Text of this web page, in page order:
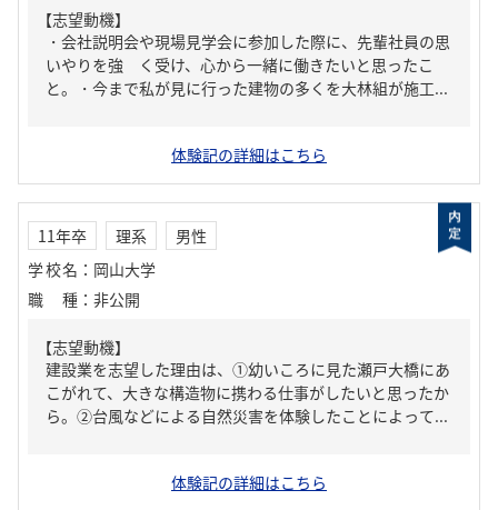
【志望動機】
・会社説明会や現場見学会に参加した際に、先輩社員の思
いやりを強 く受け、心から一緒に働きたいと思ったこ
と。・今まで私が見に行った建物の多くを大林組が施工...
体験記の詳細はこちら
11年卒 理系
男性
学校名 ： 岡山大学
職種 ： 非公開
【志望動機】
建設業を志望した理由は、①幼いころに見た瀬戸大橋にあ
こがれて、大きな構造物に携わる仕事がしたいと思ったか
ら。②台風などによる自然災害を体験したことによって...
体験記の詳細はこちら